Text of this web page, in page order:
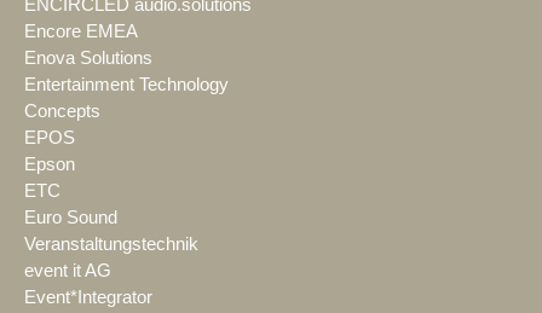
ENCIRCLED audio.solutions
Encore EMEA
Enova Solutions
Entertainment Technology
Concepts
EPOS
Epson
ETC
Euro Sound
Veranstaltungstechnik
event it AG
Event*Integrator